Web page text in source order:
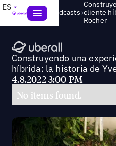
ES
Webinars & Podcasts>cliente
Rocher
Construyendo una
híbrida: la historia de
4.8.2022 3:00 PM
No items found.